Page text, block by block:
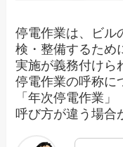
停電作業は、ビル
検・整備するため
実施が義務付けら
停電作業の呼称に
「年次停電作業
呼び方が違う場合